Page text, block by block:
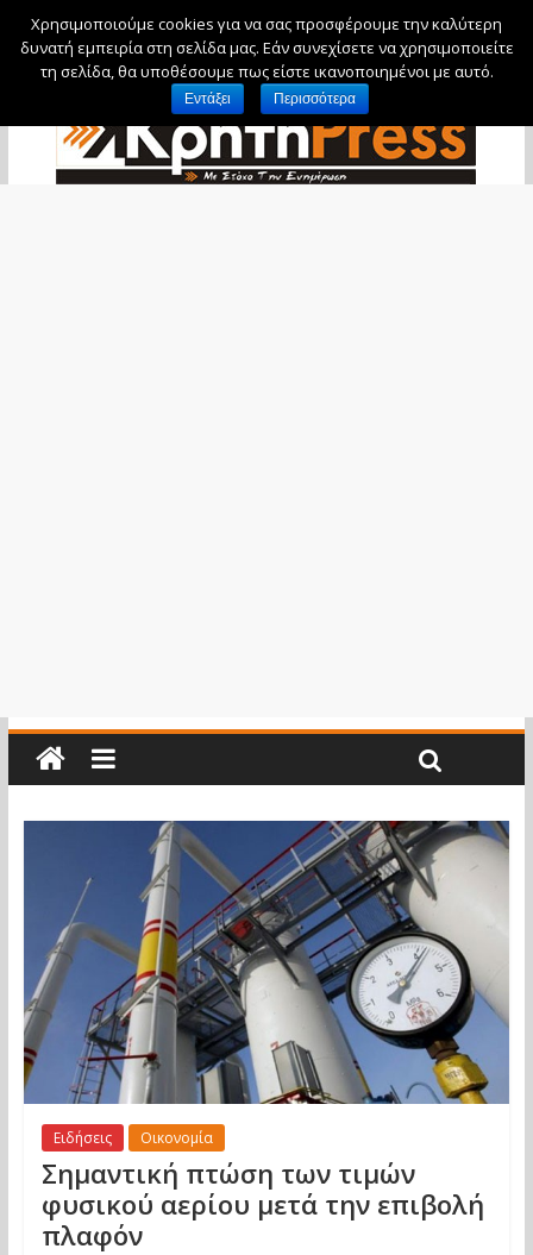
Κυριακή, 9 Αυγούστου, 2026
Ειδήσεις Οικονομία
Σημαντική πτώση των τιμών
φυσικού αερίου μετά την επιβολή
πλαφόν
Χρησιμοποιούμε cookies για να σας προσφέρουμε την καλύτερη
δυνατή εμπειρία στη σελίδα μας. Εάν συνεχίσετε να χρησιμοποιείτε
τη σελίδα, θα υποθέσουμε πως είστε ικανοποιημένοι με αυτό.
Εντάξει Περισσότερα